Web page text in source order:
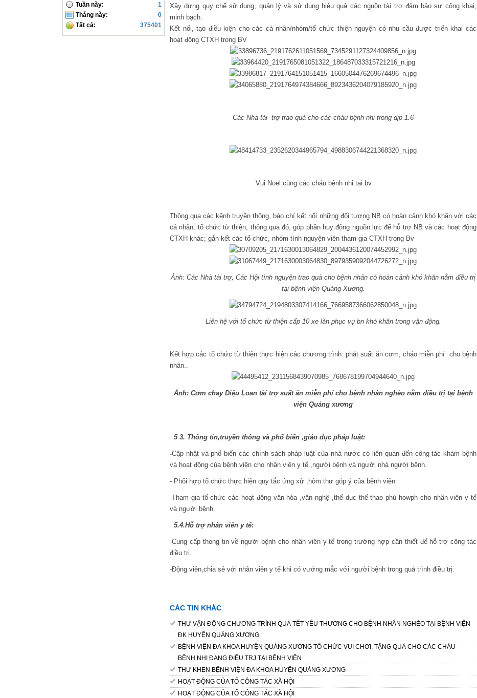
Tuần này:
1
Tháng này:
0
Tất cả:
375401
Xây dựng quy chế sử dụng, quản lý và sử dụng hiệu quả các nguồn tài trợ đảm bảo sự công khai,
minh bạch.
Kết nối, tạo điều kiện cho các cá nhân/nhóm/tổ chức thiện nguyện có nhu cầu được triển khai các
hoạt động CTXH trong BV
Các Nhà tài trợ trao quà cho các cháu bệnh nhi trong dịp 1.6
Vui Noel cùng các cháu bệnh nhi tại bv.
Thông qua các kênh truyền thông, báo chí kết nối những đối tượng NB có hoàn cảnh khó khăn với các
cá nhân, tổ chức từ thiện, thông qua đó, góp phần huy động nguồn lực để hỗ trợ NB và các hoạt động
CTXH khác; gắn kết các tổ chức, nhóm tình nguyện viên tham gia CTXH trong Bv
Ảnh: Các Nhà tài trợ, Các Hội tình nguyện trao quà cho bệnh nhân có hoàn cảnh khó khăn nằm điều trị
tại bệnh viện Quảng Xương.
Liên hệ với tổ chức từ thiện cấp 10 xe lăn phục vụ bn khó khăn trong vận động.
Kết hợp các tổ chức từ thiện thực hiện các chương trình: phát suất ăn cơm, cháo miễn phí cho bệnh
nhân..
Ảnh: Cơm chay Diệu Loan tài trợ suất ăn miễn phí cho bệnh nhân nghèo nằm điều trị tại bệnh
viện Quảng xương
5 3. Thông tin,truyền thông và phổ biến ,giáo dục pháp luật:
-Cập nhật và phổ biến các chính sách pháp luật của nhà nước có liên quan đến công tác khám bệnh
và hoạt động của bệnh viện cho nhân viên y tế ,người bệnh và người nhà người bệnh.
- Phối hợp tổ chức thực hiện quy tắc ứng xử ,hòm thư góp ý của bệnh viện.
-Tham gia tổ chức các hoạt động văn hóa ,văn nghệ ,thể dục thể thao phù howph cho nhân viên y tế
và người bệnh.
5.4.Hỗ trợ nhân viên y tế:
-Cung cấp thong tin về người bệnh cho nhân viên y tế trong trường hợp cần thiết để hỗ trợ công tác
điều trị.
-Động viên,chia sẻ với nhân viên y tế khi có vướng mắc với người bệnh trong quá trình điều trị.
CÁC TIN KHÁC
THƯ VẬN ĐỘNG CHƯƠNG TRÌNH QUÀ TẾT YÊU THƯƠNG CHO BỆNH NHÂN NGHÈO TẠI BỆNH VIỆN
ĐK HUYỆN QUẢNG XƯƠNG
BỆNH VIỆN ĐA KHOA HUYỆN QUẢNG XƯƠNG TỔ CHỨC VUI CHƠI, TẶNG QUÀ CHO CÁC CHÁU
BỆNH NHI ĐANG ĐIỀU TRJ TẠI BỆNH VIỆN
THƯ KHEN BỆNH VIỆN ĐA KHOA HUYỆN QUẢNG XƯƠNG
HOẠT ĐỘNG CỦA TỔ CÔNG TÁC XÃ HỘI
HOẠT ĐỘNG CỦA TỔ CÔNG TÁC XÃ HỘI